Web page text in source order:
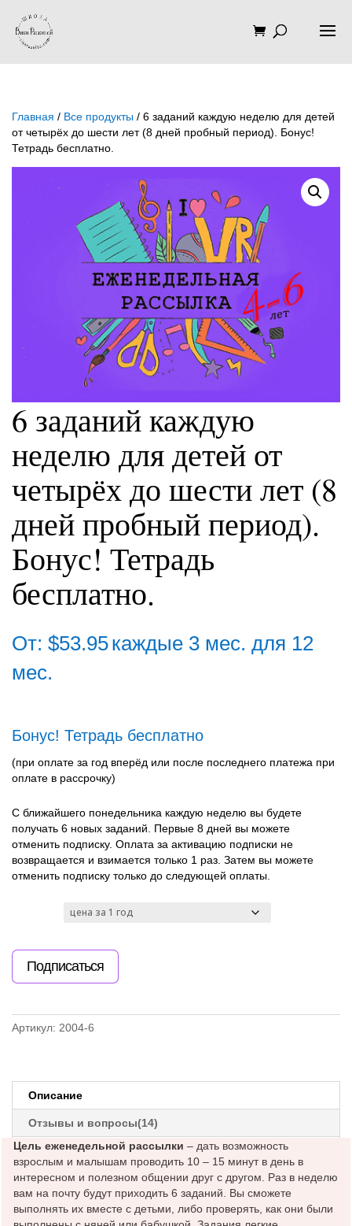
Главная / Все продукты / 6 заданий каждую неделю для детей
от четырёх до шести лет (8 дней пробный период). Бонус!
Тетрадь бесплатно.
6 заданий каждую
неделю для детей от
четырёх до шести лет (8
дней пробный период).
Бонус! Тетрадь
бесплатно.
От: $53.95каждые 3 мес. для 12
мес.
Бонус! Тетрадь бесплатно
(при оплате за год вперёд или после последнего платежа при
оплате в рассрочку)
С ближайшего понедельника каждую неделю вы будете
получать 6 новых заданий. Первые 8 дней вы можете
отменить подписку. Оплата за активацию подписки не
возвращается и взимается только 1 раз. Затем вы можете
отменить подписку только до следующей оплаты.
Количество
товара
неделю
от
четырёх
шести
лет
(8
дней
пробный
период).
Подписаться
Артикул: 2004-6
Описание
Отзывы и вопросы(14)
Цель еженедельной рассылки – дать возможность
взрослым и малышам проводить 10 – 15 минут в день в
интересном и полезном общении друг с другом. Раз в неделю
вам на почту будут приходить 6 заданий. Вы сможете
выполнять их вместе с детьми, либо проверять, как они были